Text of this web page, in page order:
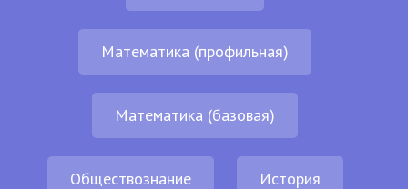
Математика (профильная)
Математика (базовая)
Обществознание История